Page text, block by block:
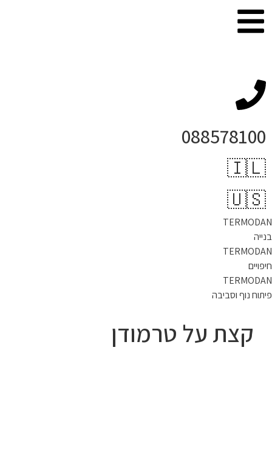
לתוכן
088578100
🇮🇱
🇺🇸
TERMODAN
בנייה
TERMODAN
חיפויים
TERMODAN
פיתוח נוף וסביבה
קצת על טרמודן